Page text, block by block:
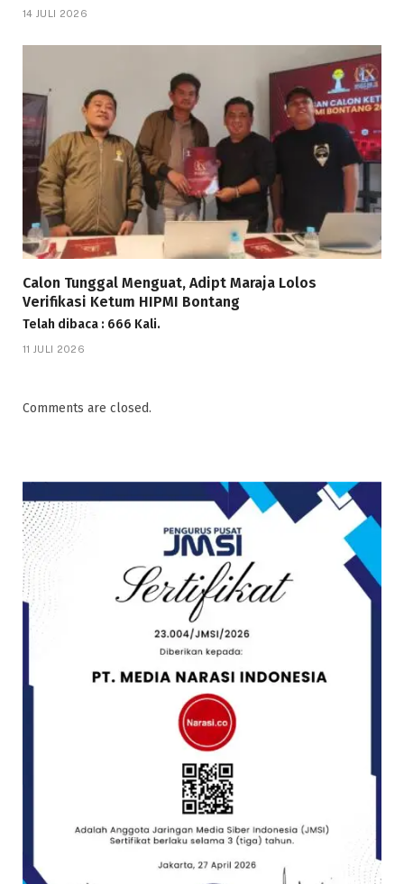
14 JULI 2026
Calon Tunggal Menguat, Adipt Maraja Lolos
Verifikasi Ketum HIPMI Bontang
Telah dibaca : 666 Kali.
11 JULI 2026
Comments are closed.